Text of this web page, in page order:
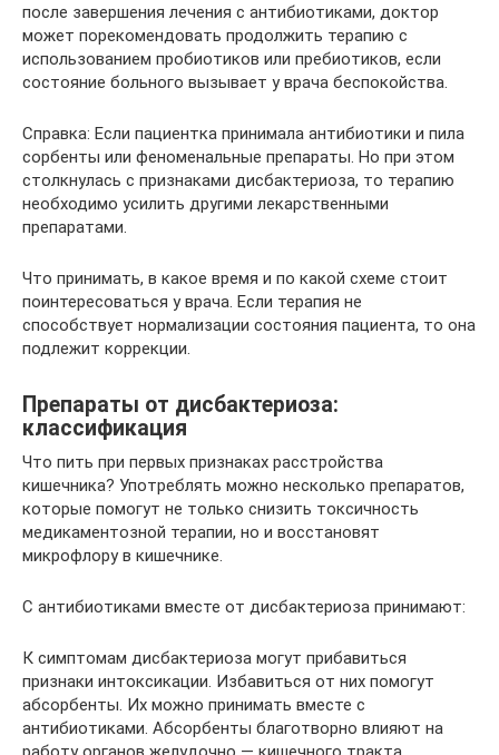
после завершения лечения с антибиотиками, доктор
может порекомендовать продолжить терапию с
использованием пробиотиков или пребиотиков, если
состояние больного вызывает у врача беспокойства.
Справка: Если пациентка принимала антибиотики и пила
сорбенты или феноменальные препараты. Но при этом
столкнулась с признаками дисбактериоза, то терапию
необходимо усилить другими лекарственными
препаратами.
Что принимать, в какое время и по какой схеме стоит
поинтересоваться у врача. Если терапия не
способствует нормализации состояния пациента, то она
подлежит коррекции.
Препараты от дисбактериоза:
классификация
Что пить при первых признаках расстройства
кишечника? Употреблять можно несколько препаратов,
которые помогут не только снизить токсичность
медикаментозной терапии, но и восстановят
микрофлору в кишечнике.
С антибиотиками вместе от дисбактериоза принимают:
К симптомам дисбактериоза могут прибавиться
признаки интоксикации. Избавиться от них помогут
абсорбенты. Их можно принимать вместе с
антибиотиками. Абсорбенты благотворно влияют на